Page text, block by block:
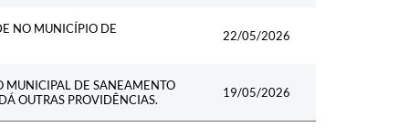
NO MUNICÍPIO DE
22/05/2026
MUNICIPAL DE SANEAMENTO
OUTRAS PROVIDÊNCIAS.
19/05/2026